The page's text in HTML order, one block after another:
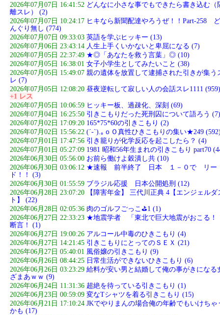
2026年07月07日 16:41:52 どんなに小さな事でもできたら書き込む（
離スレ） (2)
2026年07月07日 10:24:17 ヒキなら新聞配達やろうぜ！！Part-258 ど
んぐり無し (774)
2026年07月07日 09:33:03 英語を学ぶヒッキー (13)
2026年07月06日 23:43:14 人生上手くいかないと卑屈になる (7)
2026年07月05日 22:37:49 ★◎「あなたを救う言葉」◎ (10)
2026年07月05日 16:38:01 女子小学生としてみたいこと (38)
2026年07月05日 15:49:07 親の遺体を放置して逮捕された引きが集う
レ (7)
2026年07月05日 12:08:20 昼夜逆転して寂しい人の会話スレ1111 (959)
+1 レス
2026年07月05日 10:06:59 ヒッキー板、過疎化、深刻 (69)
2026年07月04日 16:25:50 引きこもりだった死刑囚について語ろう (7)
2026年07月02日 17:09:20 165*75*60の引きこもり (2)
2026年07月02日 15:56:22 (´-`).｡ｏＯ真性ひきこもりの集い★249
2026年07月01日 17:47:56 引き籠りが化学反応を起こしたら？ (4)
2026年07月01日 05:27:09 1981 昭和56年生まれの引きこもり part70
2026年06月30日 05:56:00 お前ら働けよ穀潰し共 (10)
2026年06月30日 03:06:12 ★速報 前半終了 日本 １－０で リー
ド！！ (3)
2026年06月30日 01:55:59 ブラジル応援 日本公開処刑 (12)
2026年06月28日 23:07:20
【障害年金】 三代川正典 4【エンジェルダ
ト】 (22)
2026年06月28日 02:05:36 肉のゴルフごっこ⛳1 (1)
2026年06月27日 22:33:23 ★地震学者 「東北で巨大地震がおこる！
断言！ (1)
2026年06月27日 19:00:26 アルコール中毒のひきこもり (4)
2026年06月27日 14:21:45 引きこもりにとってのＳＥＸ (21)
2026年06月27日 05:40:01 風俗嬢の引きこもり (9)
2026年06月26日 08:44:25 日常生活ができないひきこもり (6)
2026年06月26日 03:23:29 給料が安い男と結婚して俺の事がきになる
ざまあｗｗ (9)
2026年06月24日 11:31:36 超絶を待っている引きこもり (1)
2026年06月23日 00:59:09 変なTシャツを着る引きこもり (15)
2026年06月21日 17:10:24 JKでやりまんの場合俺の年齢でもいけちゃ
かも (17)